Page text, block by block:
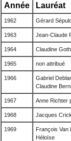
Année Lauréat
1962 Gérard
1963 Jean-Claude
1964 Claudine
1965 non attribué
1966 Gabriel
Claudine
1967 Anne Richter
1968 Jacques
1969 François Van
Héloïse